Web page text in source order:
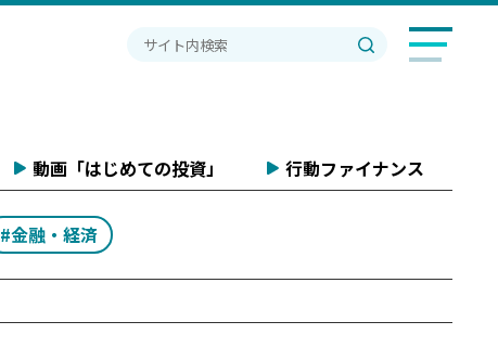
動画「はじめての投資」 行動ファイナンス
#金融・経済